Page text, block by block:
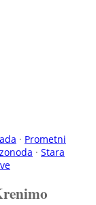
· Prometni
· Stara